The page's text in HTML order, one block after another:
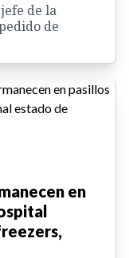
de la
de
en